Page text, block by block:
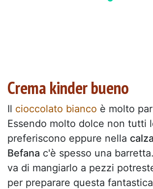
Crema kinder bueno
Il cioccolato bianco è molto
Essendo molto dolce non tutti
preferiscono eppure nella
Befana c'è spesso una
va di mangiarlo a pezzi
per preparare questa fantastica